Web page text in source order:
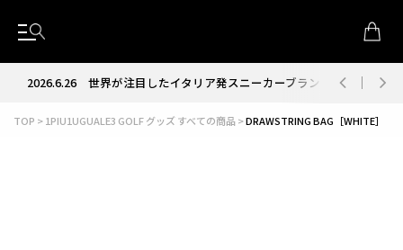
2026.6.26世界が注目したイタリア発スニーカーブランド RUN OF
TOP 1PIU1UGUALE3 GOLF グッズ すべての商品 DRAWSTRING BAG［WHITE］